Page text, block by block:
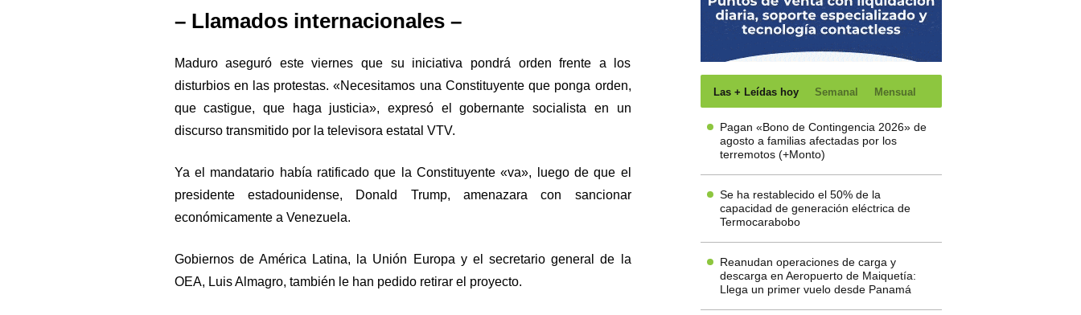
– Llamados internacionales –
Maduro aseguró este viernes que su iniciativa pondrá orden frente a los
disturbios en las protestas. «Necesitamos una Constituyente que ponga orden,
que castigue, que haga justicia», expresó el gobernante socialista en un
discurso transmitido por la televisora estatal VTV.
Ya el mandatario había ratificado que la Constituyente «va», luego de que el
presidente estadounidense, Donald Trump, amenazara con sancionar
económicamente a Venezuela.
Gobiernos de América Latina, la Unión Europa y el secretario general de la
OEA, Luis Almagro, también le han pedido retirar el proyecto.
Las + Leídas hoy Semanal Mensual
Pagan «Bono de Contingencia 2026» de
agosto a familias afectadas por los
terremotos (+Monto)
Se ha restablecido el 50% de la
capacidad de generación eléctrica de
Termocarabobo
Reanudan operaciones de carga y
descarga en Aeropuerto de Maiquetía:
Llega un primer vuelo desde Panamá